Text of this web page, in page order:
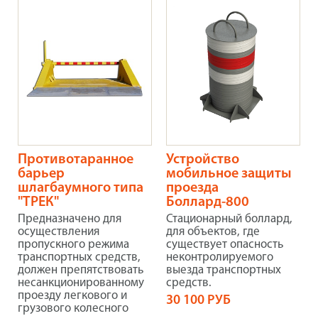
Противотаранное
барьер
шлагбаумного типа
"ТРЕК"
Предназначено для
осуществления
пропускного режима
транспортных средств,
должен препятствовать
несанкционированному
проезду легкового и
грузового колесного
Устройство
мобильное защиты
проезда
Боллард-800
Стационарный боллард,
для объектов, где
существует опасность
неконтролируемого
выезда транспортных
средств.
30 100 РУБ